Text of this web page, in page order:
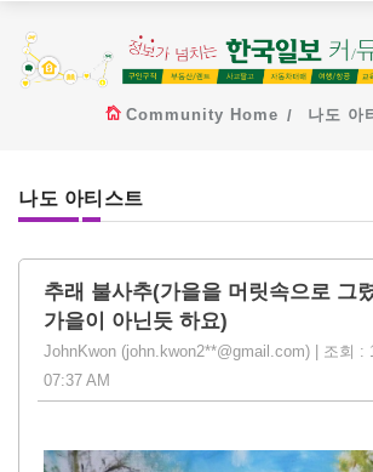
Community Home 나도 아
나도 아티스트
추래 불사추(가을을 머릿속으로 그
가을이 아닌듯 하요)
JohnKwon (john.kwon2**@gmail.com) | 조회 :
07:37 AM